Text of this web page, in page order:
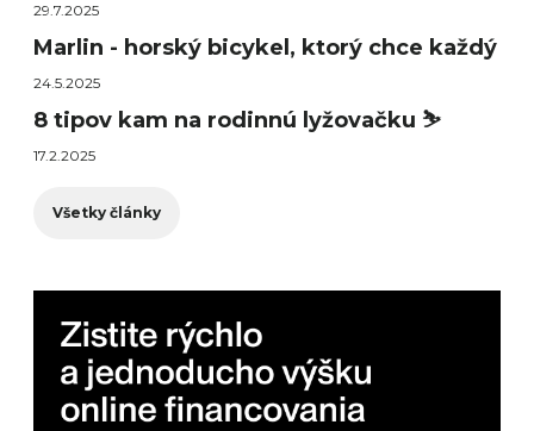
29.7.2025
Marlin - horský bicykel, ktorý chce každý
24.5.2025
8 tipov kam na rodinnú lyžovačku ⛷️
17.2.2025
Všetky články